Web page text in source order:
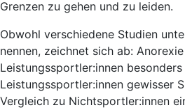
Grenzen zu gehen und zu leiden.
Obwohl verschiedene Studien
nennen, zeichnet sich ab:
Leistungssportler:innen
Leistungssportler:innen gewisser
Vergleich zu Nichtsportler:innen